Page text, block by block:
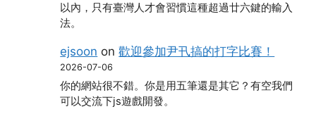
以內，只有臺灣人才會習慣這種超過廿六鍵的輸入
法。
ejsoon on歡迎參加尹卂搞的打字比賽！
2026-07-06
你的網站很不錯。你是用五筆還是其它？有空我們
可以交流下js遊戲開發。